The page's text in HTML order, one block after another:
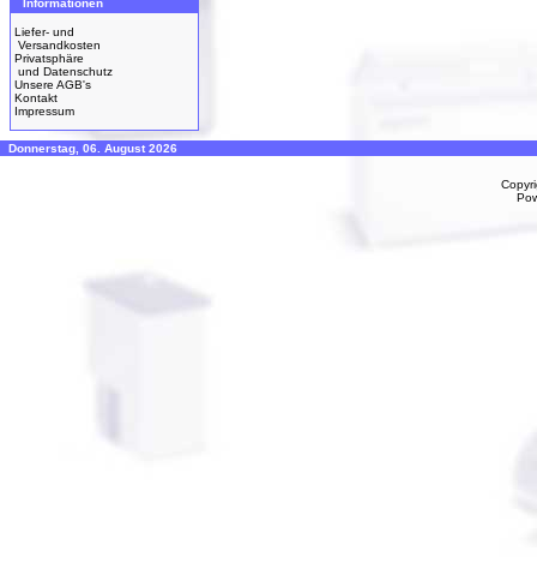
Informationen
Liefer- und
Versandkosten
Privatsphäre
und Datenschutz
Unsere AGB's
Kontakt
Impressum
Donnerstag, 06. August 2026